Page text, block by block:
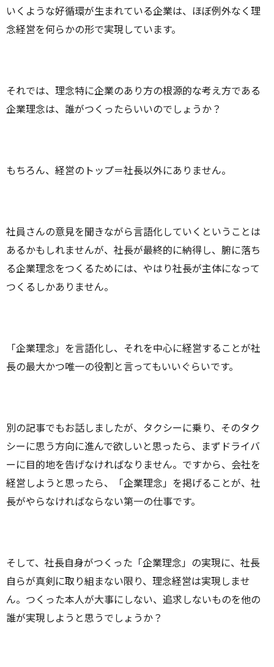
いくような好循環が生まれている企業は、ほぼ例外なく理
念経営を何らかの形で実現しています。
それでは、理念特に企業のあり方の根源的な考え方である
企業理念は、誰がつくったらいいのでしょうか？
もちろん、経営のトップ＝社長以外にありません。
社員さんの意見を聞きながら言語化していくということは
あるかもしれませんが、社長が最終的に納得し、腑に落ち
る企業理念をつくるためには、やはり社長が主体になって
つくるしかありません。
「企業理念」を言語化し、それを中心に経営することが社
長の最大かつ唯一の役割と言ってもいいぐらいです。
別の記事でもお話しましたが、タクシーに乗り、そのタク
シーに思う方向に進んで欲しいと思ったら、まずドライバ
ーに目的地を告げなければなりません。ですから、会社を
経営しようと思ったら、「企業理念」を掲げることが、社
長がやらなければならない第一の仕事です。
そして、社長自身がつくった「企業理念」の実現に、社長
自らが真剣に取り組まない限り、理念経営は実現しませ
ん。つくった本人が大事にしない、追求しないものを他の
誰が実現しようと思うでしょうか？